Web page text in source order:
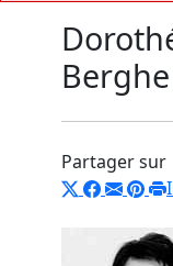
Berghe
Partager sur